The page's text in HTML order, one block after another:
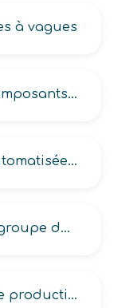
à vagues
Conducteur de ligne Composants Montés en Surface -CMS-
Conducteur de ligne automatisée en production électrique-électronique
Chef d’équipe, chef de groupe de production automatisée en électronique
Agent de fabrication, de production de composants électroniques